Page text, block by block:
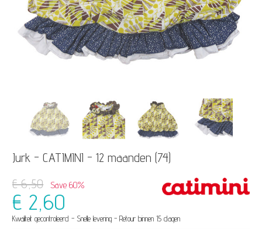
Jurk - CATIMINI - 12 maanden (74)
€ 6,50 Save 60%
€ 2,60
Kwaliteit gecontroleerd - Snelle levering - Retour binnen 15 dagen